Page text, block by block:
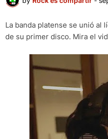
La banda platense se unió al
de su primer disco. Mira el